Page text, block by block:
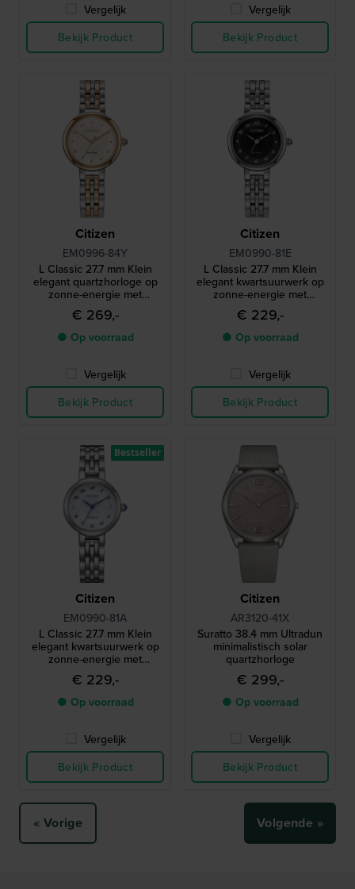
Vergelijk
Bekijk Product
Vergelijk
Bekijk Product
Citizen
EM0996-84Y
L Classic 27.7 mm Klein
elegant quartzhorloge op
zonne-energie met
cabochonkroon en
parelmoer wijzerplaat
€ 269,-
● Op voorraad
Vergelijk
Bekijk Product
Citizen
EM0990-81E
L Classic 27.7 mm Klein
elegant kwartsuurwerk op
zonne-energie met
cabochonkroon
€ 229,-
● Op voorraad
Vergelijk
Bekijk Product
Citizen
EM0990-81A
L Classic 27.7 mm Klein
elegant kwartsuurwerk op
zonne-energie met
cabochonkroon
€ 229,-
● Op voorraad
Vergelijk
Bekijk Product
Bestseller
Citizen
AR3120-41X
Suratto 38.4 mm Ultradun
minimalistisch solar
quartzhorloge
€ 299,-
● Op voorraad
Vergelijk
Bekijk Product
« Vorige Volgende »